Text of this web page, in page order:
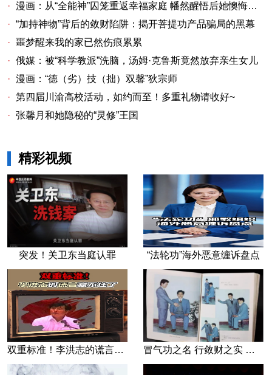
· 漫画：从“全能神”囚笼重返幸福家庭 幡然醒悟后她懊悔不已
· “加持神物”背后的敛财陷阱：揭开菩提功产品骗局的黑幕
· 噩梦醒来我的家已然伤痕累累
· 俄媒：被“科学教派”洗脑，汤姆·克鲁斯竟然放弃亲生女儿
· 漫画：“德（劣）技（拙）双馨”狄宗师
· 第四届川渝高校活动，如约而至！多重礼物请收好~
· 张馨月和她隐秘的“灵修”王国
精彩视频
突发！关卫东当庭认罪 “法轮功”海外恶意缠诉盘点
双重标准！李洪志的谎言藏不住了 冒气功之名 行敛财之实 张宏堡义女“小倩”团伙覆灭记